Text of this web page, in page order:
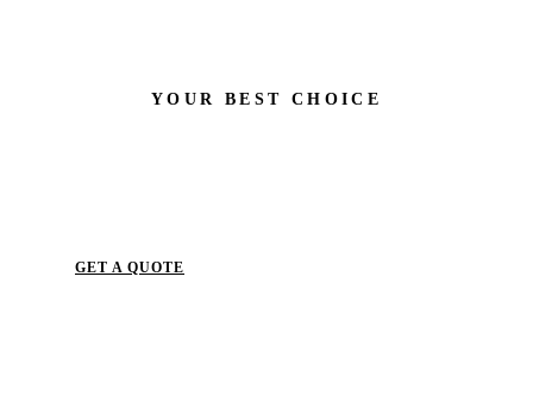
YOUR BEST CHOICE
GET A QUOTE